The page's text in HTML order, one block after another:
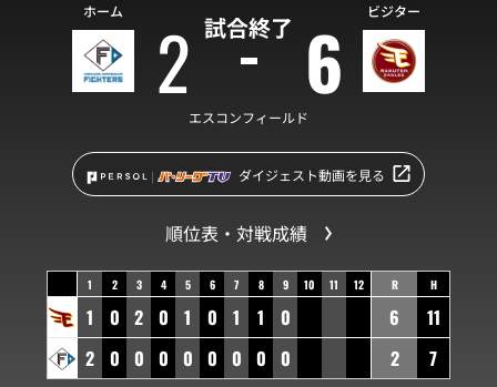
試合終了
ホーム 2 6 ビジター
エスコンフィールド
ダイジェスト動画を見る
順位表・対戦成績
1 2 3 4 5 6 7 8 9 10 11 12
1 0 2 0 1 0 1 1
0
2 0 0 0 0 0 0 0 0
R H
6
11
2
7